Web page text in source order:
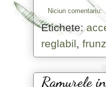
Niciun comentariu:
Etichete:
reglabil,
Ramurele